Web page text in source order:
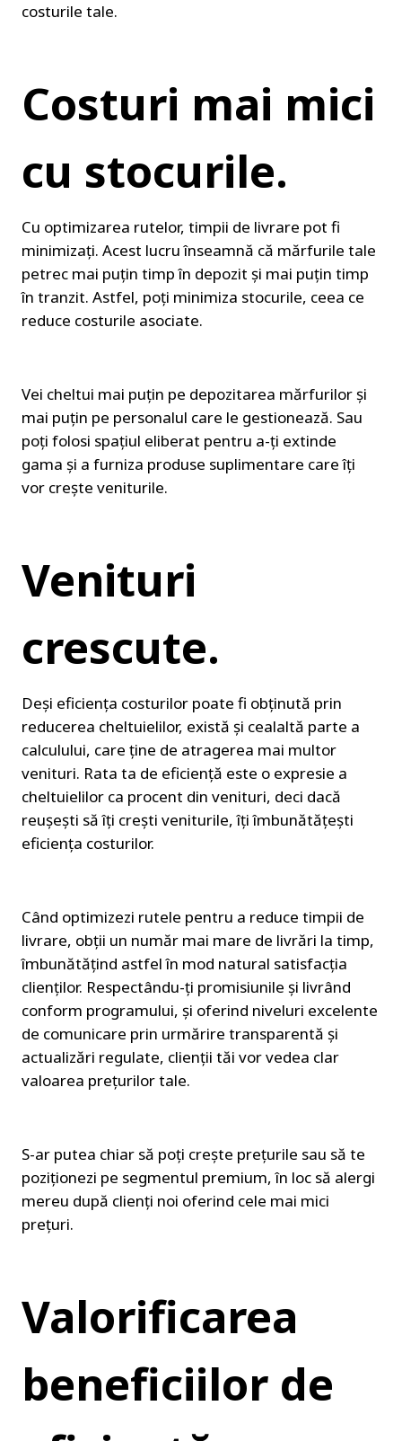
costurile tale.
Costuri mai mici
cu stocurile.
Cu optimizarea rutelor, timpii de livrare pot fi
minimizați. Acest lucru înseamnă că mărfurile tale
petrec mai puțin timp în depozit și mai puțin timp
în tranzit. Astfel, poți minimiza stocurile, ceea ce
reduce costurile asociate.
Vei cheltui mai puțin pe depozitarea mărfurilor și
mai puțin pe personalul care le gestionează. Sau
poți folosi spațiul eliberat pentru a-ți extinde
gama și a furniza produse suplimentare care îți
vor crește veniturile.
Venituri
crescute.
Deși eficiența costurilor poate fi obținută prin
reducerea cheltuielilor, există și cealaltă parte a
calculului, care ține de atragerea mai multor
venituri. Rata ta de eficiență este o expresie a
cheltuielilor ca procent din venituri, deci dacă
reușești să îți crești veniturile, îți îmbunătățești
eficiența costurilor.
Când optimizezi rutele pentru a reduce timpii de
livrare, obții un număr mai mare de livrări la timp,
îmbunătățind astfel în mod natural satisfacția
clienților. Respectându-ți promisiunile și livrând
conform programului, și oferind niveluri excelente
de comunicare prin urmărire transparentă și
actualizări regulate, clienții tăi vor vedea clar
valoarea prețurilor tale.
S-ar putea chiar să poți crește prețurile sau să te
poziționezi pe segmentul premium, în loc să alergi
mereu după clienți noi oferind cele mai mici
prețuri.
Valorificarea
beneficiilor de